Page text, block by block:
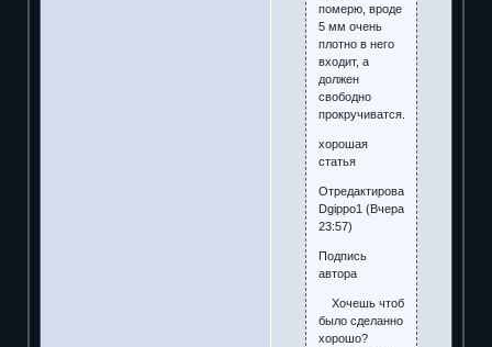
померю, вроде
5 мм очень
плотно в него
входит, а
должен
свободно
прокручиватся.
хорошая
статья
Отредактировано
Dgippo1 (Вчера
23:57)
Подпись
автора
Хочешь чтоб
было сделанно
хорошо?